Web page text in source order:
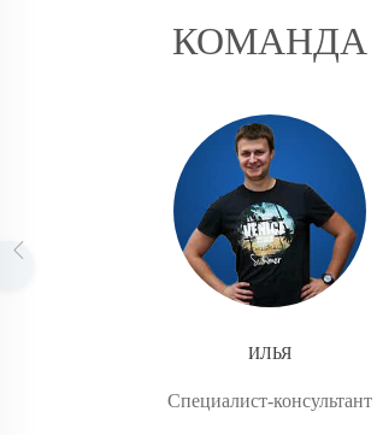
КОМАНДА
ИЛЬЯ
Специалист-консультант